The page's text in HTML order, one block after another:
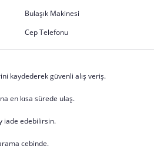
Bulaşık Makinesi
Cep Telefonu
kaydederek güvenli alış veriş.
en kısa sürede ulaş.
iade edebilirsin.
cebinde.